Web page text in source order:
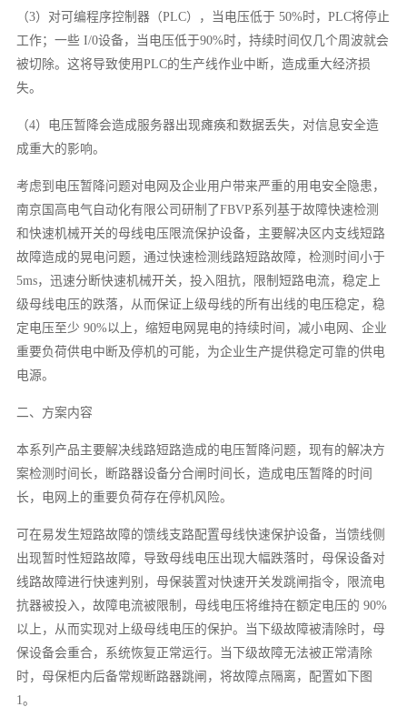
（3）对可编程序控制器（PLC），当电压低于 50%时，PLC将停止
工作；一些 I/0设备，当电压低于90%时，持续时间仅几个周波就会
被切除。这将导致使用PLC的生产线作业中断，造成重大经济损
失。
（4）电压暂降会造成服务器出现瘫痪和数据丢失，对信息安全造
成重大的影响。
考虑到电压暂降问题对电网及企业用户带来严重的用电安全隐患，
南京国高电气自动化有限公司研制了FBVP系列基于故障快速检测
和快速机械开关的母线电压限流保护设备，主要解决区内支线短路
故障造成的晃电问题，通过快速检测线路短路故障，检测时间小于
5ms，迅速分断快速机械开关，投入阻抗，限制短路电流，稳定上
级母线电压的跌落，从而保证上级母线的所有出线的电压稳定，稳
定电压至少 90%以上，缩短电网晃电的持续时间，减小电网、企业
重要负荷供电中断及停机的可能，为企业生产提供稳定可靠的供电
电源。
二、方案内容
本系列产品主要解决线路短路造成的电压暂降问题，现有的解决方
案检测时间长，断路器设备分合闸时间长，造成电压暂降的时间
长，电网上的重要负荷存在停机风险。
可在易发生短路故障的馈线支路配置母线快速保护设备，当馈线侧
出现暂时性短路故障，导致母线电压出现大幅跌落时，母保设备对
线路故障进行快速判别，母保装置对快速开关发跳闸指令，限流电
抗器被投入，故障电流被限制，母线电压将维持在额定电压的 90%
以上，从而实现对上级母线电压的保护。当下级故障被清除时，母
保设备会重合，系统恢复正常运行。当下级故障无法被正常清除
时，母保柜内后备常规断路器跳闸，将故障点隔离，配置如下图
1。